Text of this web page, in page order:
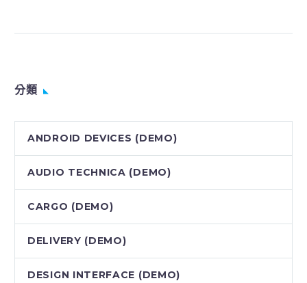
nibh vulputate cursus a
sit amet mauris. Morbi
accumsan ipsum velit.
Nam nec tellus a odio
tincidunt auctor a ornare
vitae erat consequat
auctor eu in elit.
分類
ANDROID DEVICES (DEMO)
AUDIO TECHNICA (DEMO)
CARGO (DEMO)
DELIVERY (DEMO)
DESIGN INTERFACE (DEMO)